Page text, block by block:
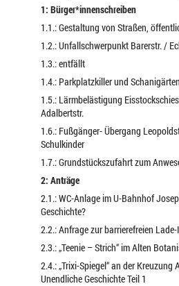
1: Bürger*innenschreiben
1.1.: Gestaltung von Straßen,
1.2.: Unfallschwerpunkt Barerstr. /
1.3.: entfällt
1.4.: Parkplatzkiller und Schanigärten
1.5.: Lärmbelästigung
Adalbertstr.
1.6.: Fußgänger- Übergang
Schulkinder
1.7.: Grundstückszufahrt zum
2: Anträge
2.1.: WC-Anlage im U-Bahnhof
Geschichte?
2.2.: Anfrage zur barrierefreien
2.3.: „Teenie – Strich“ im Alten
2.4.: „Trixi-Spiegel“ an der
Unendliche Geschichte Teil 1